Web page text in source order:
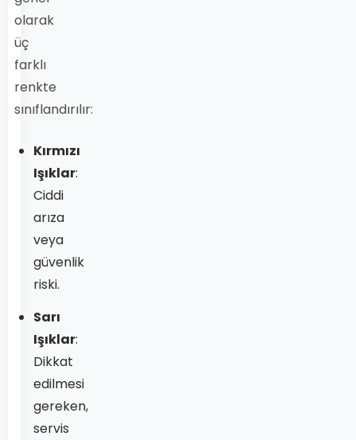
olarak
üç
farklı
renkte
sınıflandırılır:
Kırmızı
Işıklar:
Ciddi
arıza
veya
güvenlik
riski.
Sarı
Işıklar:
Dikkat
edilmesi
gereken,
servis